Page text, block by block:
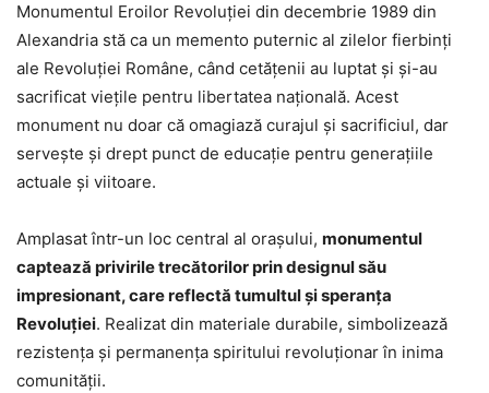
Monumentul Eroilor Revoluției din decembrie 1989 din
Alexandria stă ca un memento puternic al zilelor fierbinți
ale Revoluției Române, când cetățenii au luptat și și-au
sacrificat viețile pentru libertatea națională. Acest
monument nu doar că omagiază curajul și sacrificiul, dar
servește și drept punct de educație pentru generațiile
actuale și viitoare.
Amplasat într-un loc central al orașului, monumentul
captează privirile trecătorilor prin designul său
impresionant, care reflectă tumultul și speranța
Revoluției. Realizat din materiale durabile, simbolizează
rezistența și permanența spiritului revoluționar în inima
comunității.